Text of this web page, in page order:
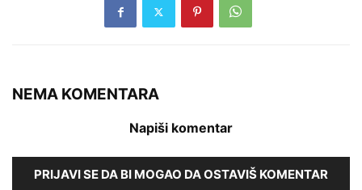
NEMA KOMENTARA
Napiši komentar
PRIJAVI SE DA BI MOGAO DA OSTAVIŠ KOMENTAR